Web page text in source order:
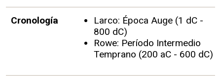
Cronología
Larco: Época Auge (1 dC -
800 dC)
Rowe: Período Intermedio
Temprano (200 aC - 600 dC)